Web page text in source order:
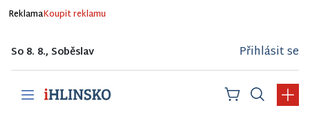
ReklamaKoupit reklamu
So 8. 8., Soběslav Přihlásit se